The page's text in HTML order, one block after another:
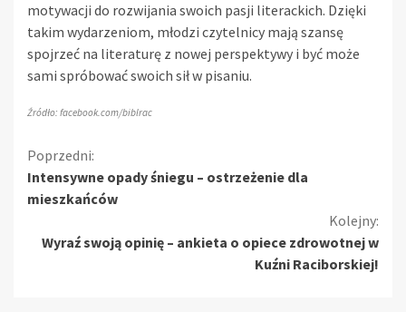
motywacji do rozwijania swoich pasji literackich. Dzięki
takim wydarzeniom, młodzi czytelnicy mają szansę
spojrzeć na literaturę z nowej perspektywy i być może
sami spróbować swoich sił w pisaniu.
Źródło: facebook.com/biblrac
Kontynuuj
czytanie
Poprzedni:
Intensywne opady śniegu – ostrzeżenie dla
mieszkańców
Kolejny:
Wyraź swoją opinię – ankieta o opiece zdrowotnej w
Kuźni Raciborskiej!